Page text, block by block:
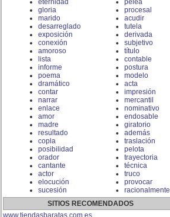
eternidad
gloria
marido
desarreglado
exposición
conexión
amoroso
lista
informe
poema
dramático
contar
narrar
enlace
amor
madre
resultado
copla
posibilidad
orador
cantante
actor
elocución
sucesión
pelea
procesal
acudir
tutela
derivada
subjetivo
título
contable
postura
modelo
acta
impresión
mercantil
nominativo
endosable
giratorio
además
traslación
pelota
trayectoria
técnica
truco
provocar
racionalmente
SITIOS RECOMENDADOS
www.tiendasbaratas.com.es